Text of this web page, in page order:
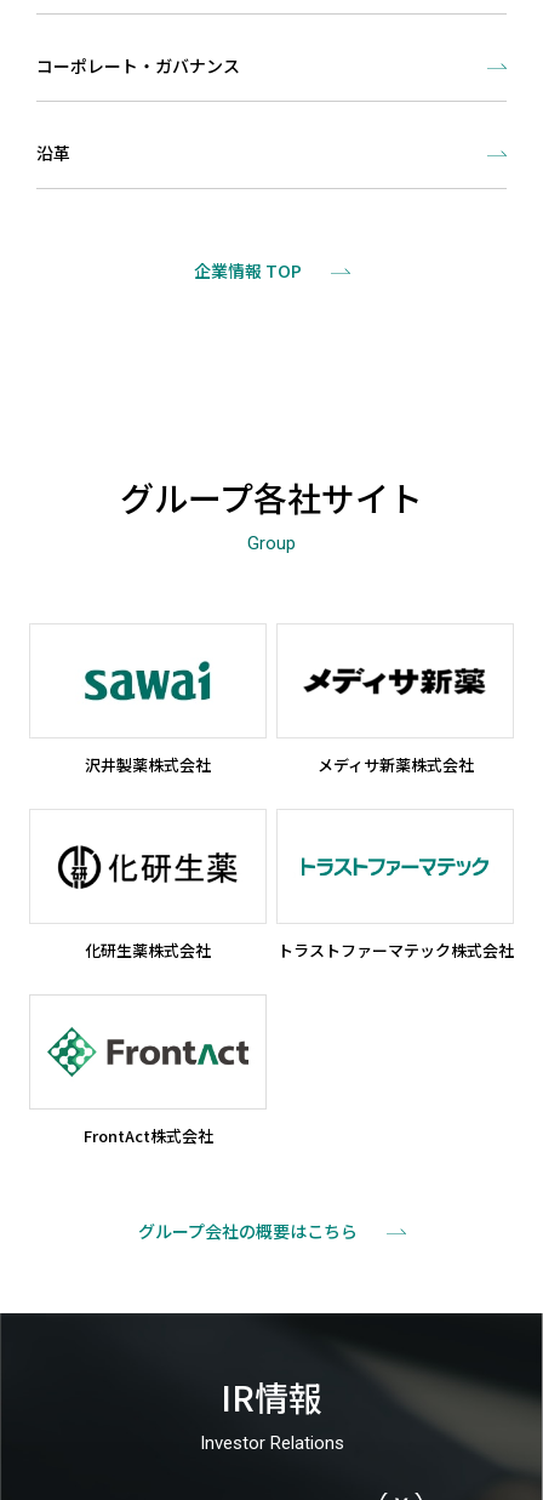
コーポレート・ ガバナンス
沿革
企業情報 TOP
グループ各社サイト
Group
沢井製薬株式会社 新しいウィンドウで開きます
メディサ新薬株式会社新しいウ
化研生薬株式会社 新しいウィンドウで開きます
トラストファーマテック株式会社新
FrontAct株式会社新しいウィンドウで開きます
グループ会社の概要はこちら
IR情報
Investor Relations